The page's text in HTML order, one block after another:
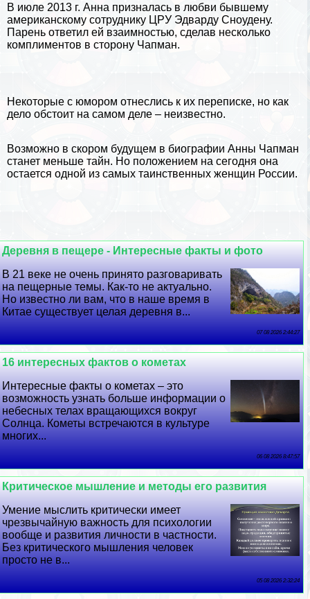
В июле 2013 г. Анна призналась в любви бывшему
американскому сотруднику ЦРУ Эдварду Сноудену.
Парень ответил ей взаимностью, сделав несколько
комплиментов в сторону Чапман.
Некоторые с юмором отнеслись к их переписке, но как
дело обстоит на самом деле – неизвестно.
Возможно в скором будущем в биографии Анны Чапман
станет меньше тайн. Но положением на сегодня она
остается одной из самых таинственных женщин России.
Деревня в пещере - Интересные факты и фото
В 21 веке не очень принято разговаривать
на пещерные темы. Как-то не актуально.
Но известно ли вам, что в наше время в
Китае существует целая деревня в...
07 08 2026 2:44:27
16 интересных фактов о кометах
Интересные факты о кометах – это
возможность узнать больше информации о
небесных телах вращающихся вокруг
Солнца. Кометы встречаются в культуре
многих...
06 08 2026 8:47:57
Критическое мышление и методы его развития
Умение мыслить критически имеет
чрезвычайную важность для психологии
вообще и развития личности в частности.
Без критического мышления человек
просто не в...
05 08 2026 2:32:24